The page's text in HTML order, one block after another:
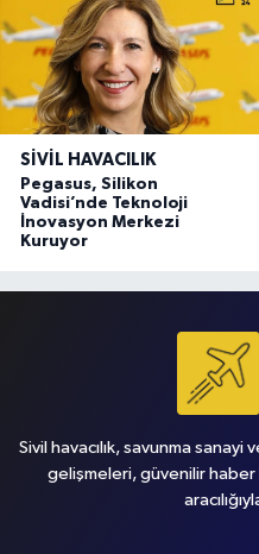
SIVIL HAVACILIK
Pegasus, Silikon
Vadisi’nde Teknoloji
İnovasyon Merkezi
Kuruyor
Sivil havacılık, savunma
gelişmeleri, güvenilir haber